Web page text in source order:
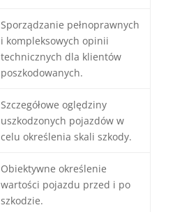
Sporządzanie pełnoprawnych
i kompleksowych opinii
technicznych dla klientów
poszkodowanych.
Szczegółowe oględziny
uszkodzonych pojazdów w
celu określenia skali szkody.
Obiektywne określenie
wartości pojazdu przed i po
szkodzie.